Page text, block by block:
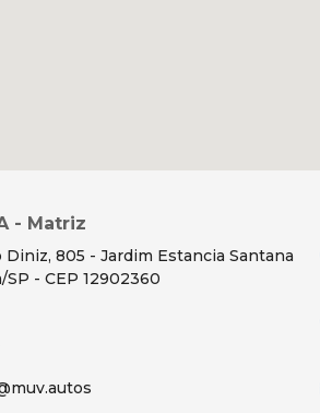
- Matriz
805 - Jardim Estancia Santana
- CEP 12902360